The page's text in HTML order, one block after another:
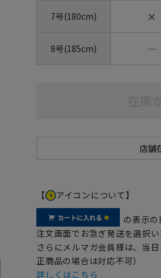
7号(180cm) ✕
8号(185cm) ―
【 アイコンについて】
の表示の
注文画面でお急ぎ発送を選択い
さらにメルマガ会員様は、当
正商品の場合は対応不可）
詳しくはこちら